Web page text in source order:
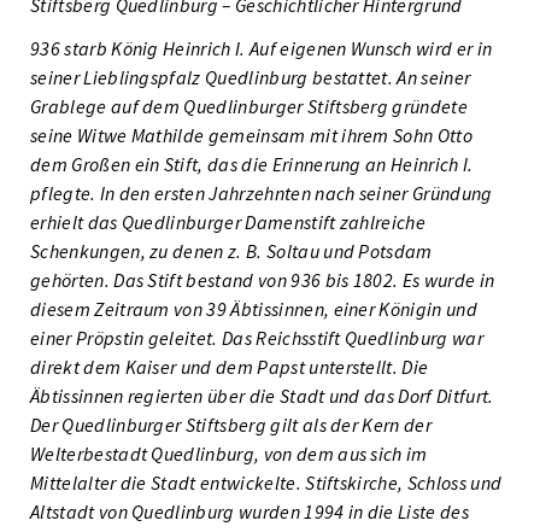
Stiftsberg Quedlinburg – Geschichtlicher Hintergrund
936 starb König Heinrich I. Auf eigenen Wunsch wird er in
seiner Lieblingspfalz Quedlinburg bestattet. An seiner
Grablege auf dem Quedlinburger Stiftsberg gründete
seine Witwe Mathilde gemeinsam mit ihrem Sohn Otto
dem Großen ein Stift, das die Erinnerung an Heinrich I.
pflegte. In den ersten Jahrzehnten nach seiner Gründung
erhielt das Quedlinburger Damenstift zahlreiche
Schenkungen, zu denen z. B. Soltau und Potsdam
gehörten. Das Stift bestand von 936 bis 1802. Es wurde in
diesem Zeitraum von 39 Äbtissinnen, einer Königin und
einer Pröpstin geleitet. Das Reichsstift Quedlinburg war
direkt dem Kaiser und dem Papst unterstellt. Die
Äbtissinnen regierten über die Stadt und das Dorf Ditfurt.
Der Quedlinburger Stiftsberg gilt als der Kern der
Welterbestadt Quedlinburg, von dem aus sich im
Mittelalter die Stadt entwickelte. Stiftskirche, Schloss und
Altstadt von Quedlinburg wurden 1994 in die Liste des